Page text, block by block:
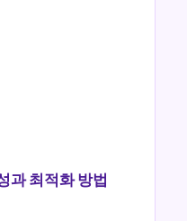
과 최적화 방법